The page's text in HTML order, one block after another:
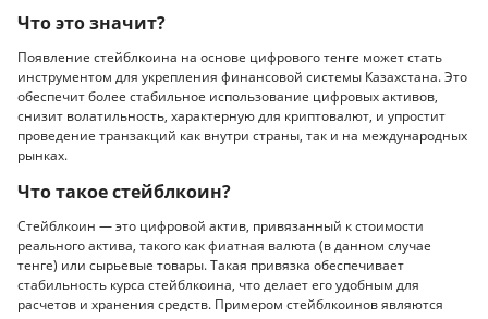
Что это значит?
Появление стейблкоина на основе цифрового тенге может стать
инструментом для укрепления финансовой системы Казахстана. Это
обеспечит более стабильное использование цифровых активов,
снизит волатильность, характерную для криптовалют, и упростит
проведение транзакций как внутри страны, так и на международных
рынках.
Что такое стейблкоин?
Стейблкоин — это цифровой актив, привязанный к стоимости
реального актива, такого как фиатная валюта (в данном случае
тенге) или сырьевые товары. Такая привязка обеспечивает
стабильность курса стейблкоина, что делает его удобным для
расчетов и хранения средств. Примером стейблкоинов являются